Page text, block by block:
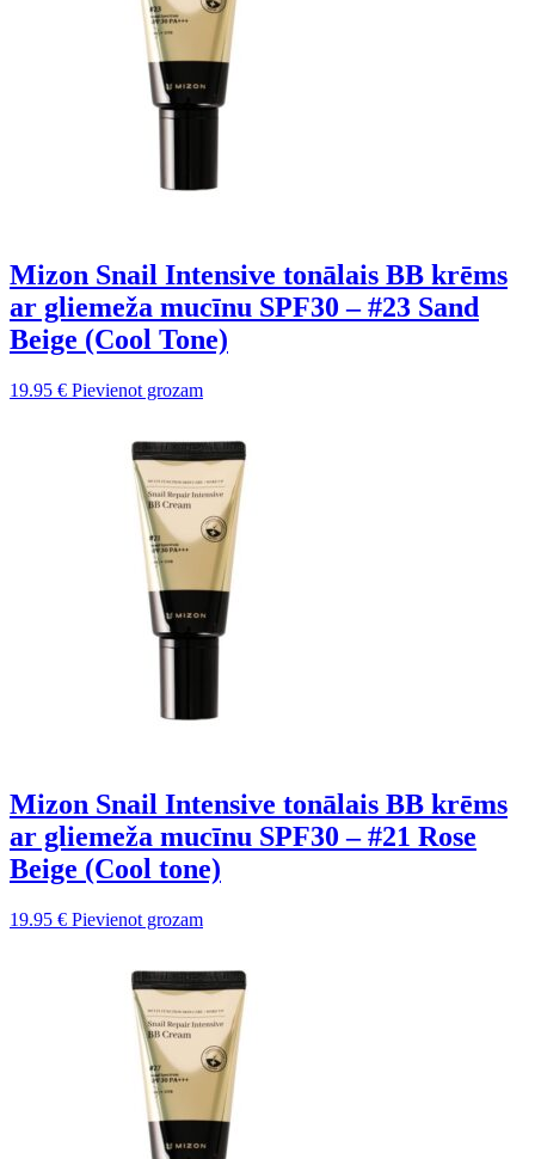
Mizon Snail Intensive tonālais BB krēms
ar gliemeža mucīnu SPF30 – #23 Sand
Beige (Cool Tone)
19.95 € Pievienot grozam
Mizon Snail Intensive tonālais BB krēms
ar gliemeža mucīnu SPF30 – #21 Rose
Beige (Cool tone)
19.95 € Pievienot grozam